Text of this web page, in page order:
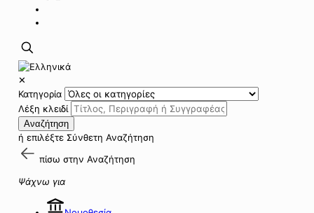
✕
Κατηγορία
Λέξη κλειδί
Αναζήτηση
ή επιλέξτε Σύνθετη Αναζήτηση
πίσω στην Αναζήτηση
Ψάχνω για